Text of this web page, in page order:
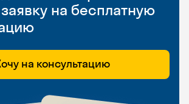
на бесплатную
на консультацию